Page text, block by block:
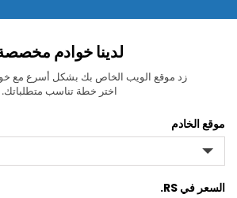
لدينا خوادم
زد موقع الويب الخاص بك بشكل أسرع مع
اختر خطة تناسب متطلباتك.
موقع الخادم
السعر في RS.